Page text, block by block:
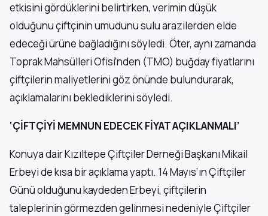
etkisini gördüklerini belirtirken, verimin düşük
olduğunu çiftçinin umudunu sulu arazilerden elde
edeceği ürüne bağladığını söyledi. Öter, aynı zamanda
Toprak Mahsülleri Ofisi’nden (TMO) buğday fiyatlarını
çiftçilerin maliyetlerini göz önünde bulundurarak,
açıklamalarını beklediklerini söyledi.
‘ÇİFTÇİYİ MEMNUN EDECEK FİYAT AÇIKLANMALI’
Konuya dair Kızıltepe Çiftçiler Derneği Başkanı Mikail
Erbeyi de kısa bir açıklama yaptı. 14 Mayıs’ın Çiftçiler
Günü olduğunu kaydeden Erbeyi, çiftçilerin
taleplerinin görmezden gelinmesi nedeniyle Çiftçiler